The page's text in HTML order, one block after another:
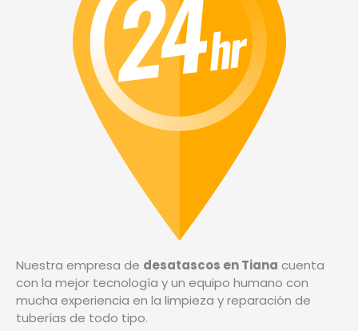
Nuestra empresa de desatascos en Tiana cuenta
con la mejor tecnología y un equipo humano con
mucha experiencia en la limpieza y reparación de
tuberías de todo tipo.